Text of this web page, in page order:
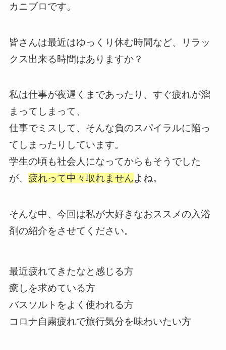
カニブロです。
皆さんは最近はゆっくり休む時間など、リラッ
クス出来る時間はありますか？
私は仕事が夜遅くまであったり、すぐ疲れが溜
まってしまって、
仕事でミスして、そんな負のスパイラルに陥っ
てしまったりしています。
学生の頃も社会人になってからもそうでした
が、 疲れって中々取れませんよね。
そんな中、今回は私が大好きなおススメの入浴
剤の紹介をさせてください。
最近疲れてきたなと感じる方
癒しを求めている方
バスソルトをよく使われる方
コロナ自粛疲れで旅行気分を味わいたい方